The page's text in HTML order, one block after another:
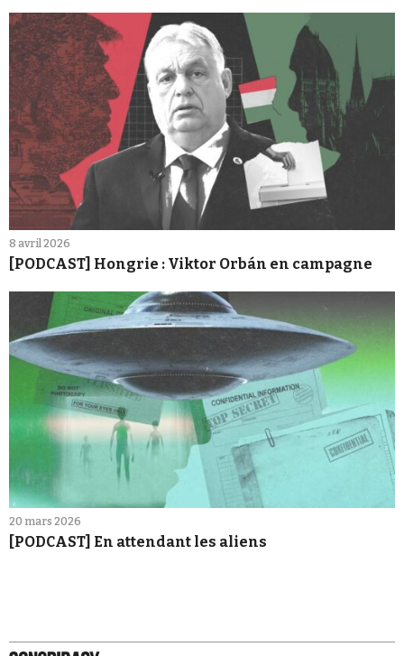
8 avril 2026
[PODCAST] Hongrie : Viktor Orbán en campagne
20 mars 2026
[PODCAST] En attendant les aliens